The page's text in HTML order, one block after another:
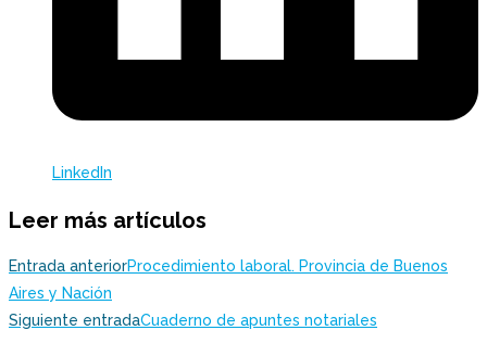
LinkedIn
Leer más artículos
Entrada anteriorProcedimiento laboral. Provincia de Buenos
Aires y Nación
Siguiente entradaCuaderno de apuntes notariales